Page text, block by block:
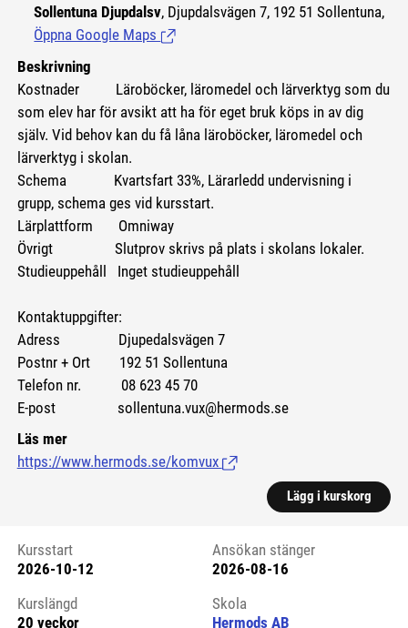
Sollentuna Djupdalsv, Djupdalsvägen 7, 192 51 Sollentuna,
Öppna Google Maps (Länk till extern sida.)
Beskrivning
Kostnader Läroböcker, läromedel och lärverktyg som du
som elev har för avsikt att ha för eget bruk köps in av dig
själv. Vid behov kan du få låna läroböcker, läromedel och
lärverktyg i skolan.
Schema Kvartsfart 33%, Lärarledd undervisning i
grupp, schema ges vid kursstart.
Lärplattform Omniway
Övrigt Slutprov skrivs på plats i skolans lokaler.
Studieuppehåll Inget studieuppehåll
Kontaktuppgifter:
Adress Djupedalsvägen 7
Postnr + Ort 192 51 Sollentuna
Telefon nr. 08 623 45 70
E-post sollentuna.vux@hermods.se
Läs mer
https://www.hermods.se/komvux (Länk till extern sida.)
Lägg i kurskorg
Kursstart 6177997
Kursstart
2026-10-12
Ansökan stänger
2026-08-16
Kurslängd
20 veckor
Skola
Hermods AB